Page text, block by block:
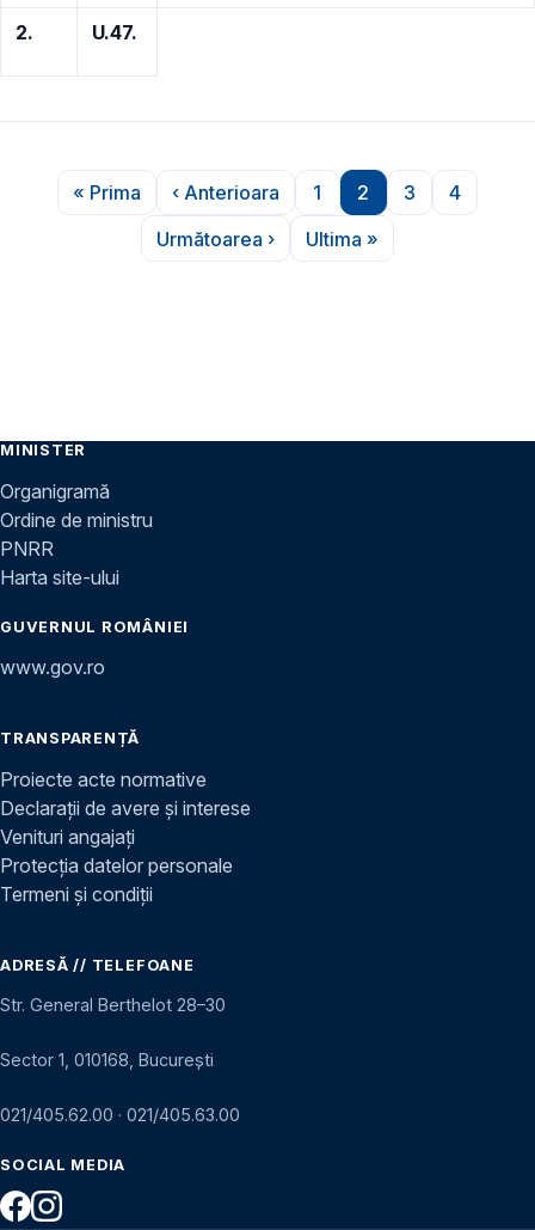
2. U.47.
Paginare
Prima pagină
« Prima
Pagina anterioară
‹ Anterioara
Pagina
1
Pagina
2
Pagina
3
Pagina
4
Pagina următoare
Următoarea ›
Ultima pagină
Ultima »
MINISTER
Organigramă
Ordine de ministru
PNRR
Harta site-ului
GUVERNUL ROMÂNIEI
www.gov.ro
TRANSPARENȚĂ
Proiecte acte normative
Declarații de avere și interese
Venituri angajați
Protecția datelor personale
Termeni și condiții
ADRESĂ // TELEFOANE
Str. General Berthelot 28–30
Sector 1, 010168, București
021/405.62.00 · 021/405.63.00
SOCIAL MEDIA